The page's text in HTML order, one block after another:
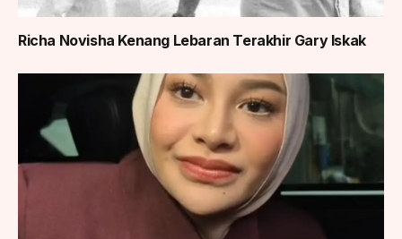
Richa Novisha Kenang Lebaran Terakhir Gary Iskak